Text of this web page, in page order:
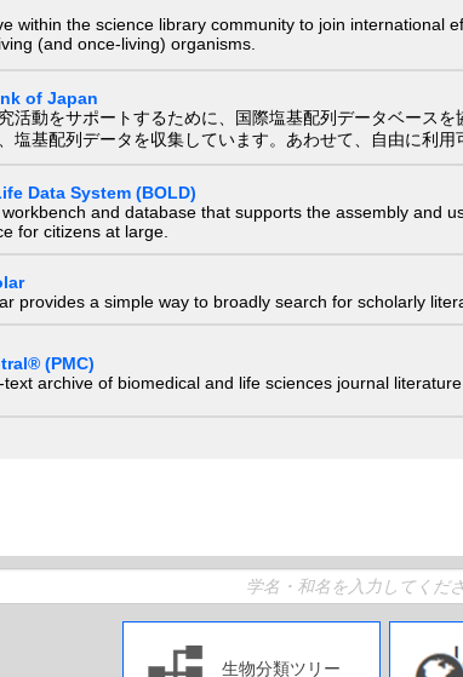
within the science library community to join international
(and once-living) organisms.
of Japan
活動をサポートするために、国際塩基配列データベース
塩基配列データを収集しています。あわせて、自由に利
Data System (BOLD)
and database that supports the assembly and
for citizens at large.
provides a simple way to broadly search for scholarly
(PMC)
text archive of biomedical and life sciences journal
生物分類ツリー